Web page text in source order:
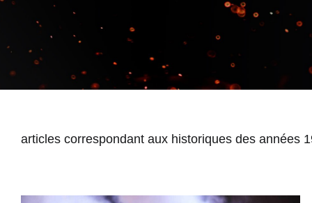
articles correspondant aux historiques des années